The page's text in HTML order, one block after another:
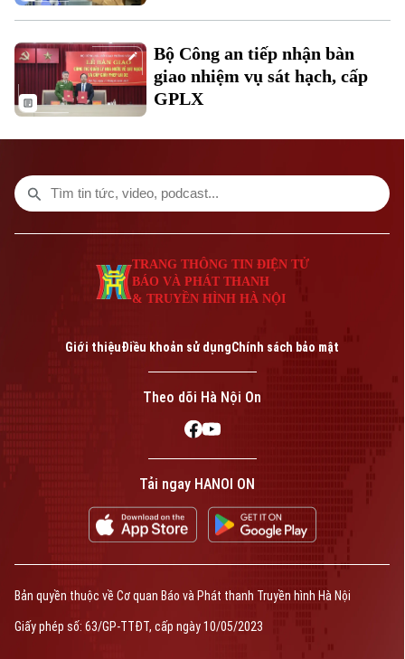
Bản quyền thuộc về Cơ quan Báo và Phát thanh Truyền hình Hà Nội Giấy
TRANG THÔNG TIN ĐIỆN TỬ
CỦA CƠ QUAN BÁO VÀ PHÁT THANH TRUYỀN HÌNH HÀ NỘI
Phó Giám đốc: Nguyễn Kim Khiêm, Nguyễn Minh Đức, Nguyễn Thành Lợi
Bộ Công an tiếp nhận bàn
giao nhiệm vụ sát hạch, cấp
GPLX
TRANG THÔNG TIN ĐIỆN TỬ
BÁO VÀ PHÁT THANH
& TRUYỀN HÌNH HÀ NỘI
Giới thiệuĐiều khoản sử dụngChính sách bảo mật
Theo dõi Hà Nội On
Tải ngay HANOI ON
Bản quyền thuộc về Cơ quan Báo và Phát thanh Truyền hình Hà Nội
Giấy phép số: 63/GP-TTĐT, cấp ngày 10/05/2023